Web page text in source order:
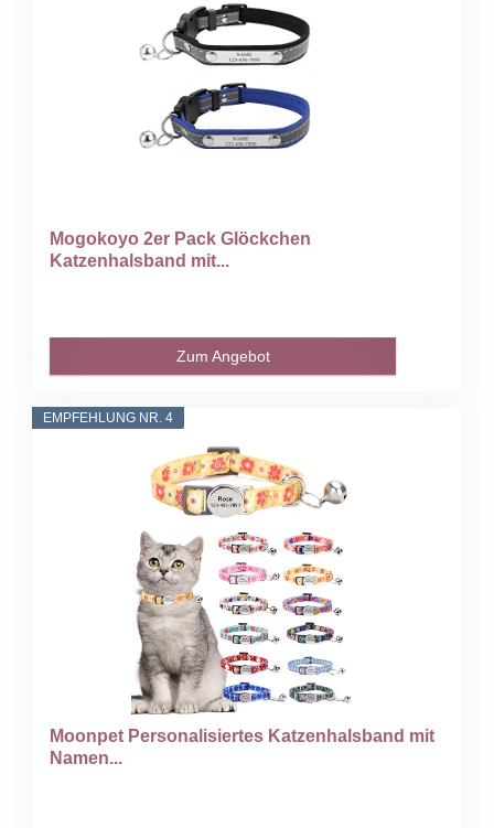
Mogokoyo 2er Pack Glöckchen
Katzenhalsband mit...
Zum Angebot
EMPFEHLUNG NR. 4
Moonpet Personalisiertes Katzenhalsband mit
Namen...